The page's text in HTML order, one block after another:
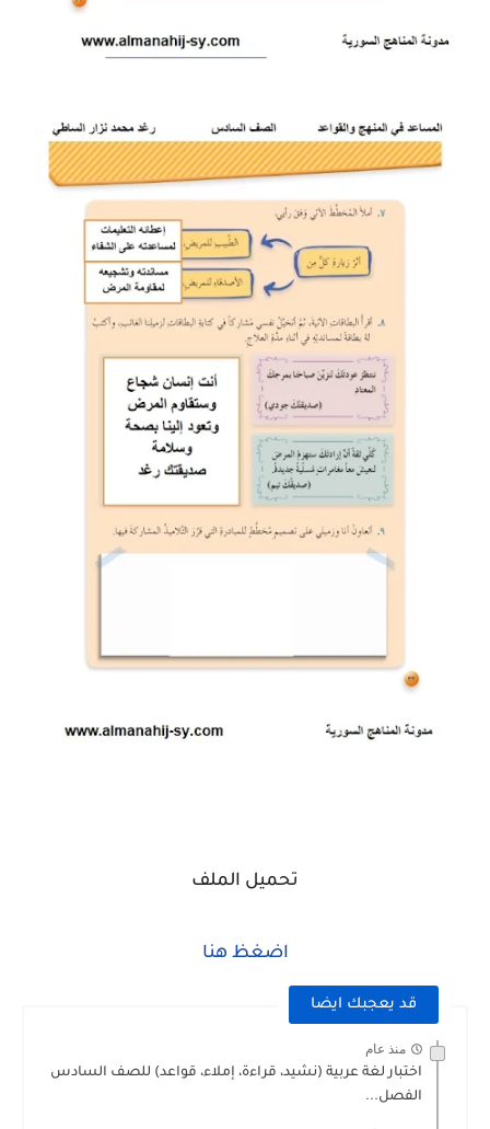
تحميل الملف
اضغظ هنا
قد يعجبك ايضا
منذ عام
اختبار لغة عربية (نشيد، قراءة، إملاء، قواعد) للصف السادس
الفصل...